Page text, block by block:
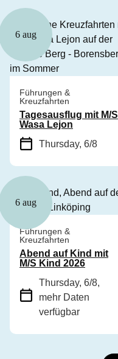
6 aug
Führungen &
Kreuzfahrten
Tagesausflug mit M/S
Wasa Lejon
Thursday, 6/8
6 aug
Führungen &
Kreuzfahrten
Abend auf Kind mit
M/S Kind 2026
Thursday, 6/8,
mehr Daten
verfügbar